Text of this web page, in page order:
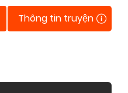
Thông tin truyện